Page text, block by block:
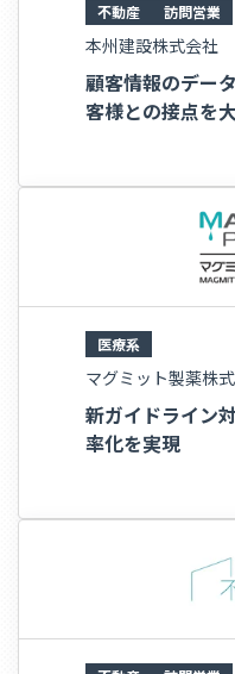
不動産 訪問営業
本州建設株式会社
顧客情報のデー
客様との接点を
医療系
マグミット製薬株
新ガイドライン
率化を実現